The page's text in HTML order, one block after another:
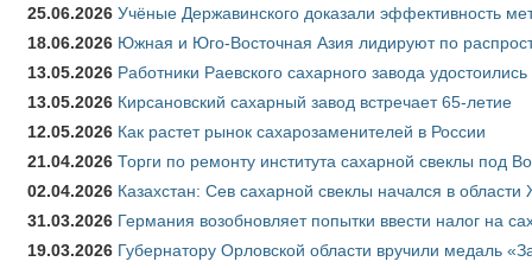
25.06.2026 Учёные Державинского доказали эффективность
18.06.2026 Южная и Юго-Восточная Азия лидируют по
13.05.2026 Работники Раевского сахарного завода удостоились
13.05.2026 Кирсановский сахарный завод встречает 65-летие
12.05.2026 Как растет рынок сахарозаменителей в России
21.04.2026 Торги по ремонту института сахарной свеклы под
02.04.2026 Казахстан: Сев сахарной свеклы начался в области
31.03.2026 Германия возобновляет попытки ввести налог на
19.03.2026 Губернатору Орловской области вручили медаль